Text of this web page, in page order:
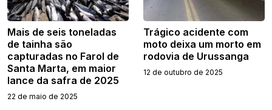
Mais de seis toneladas
de tainha são
capturadas no Farol de
Santa Marta, em maior
lance da safra de 2025
22 de maio de 2025
Trágico acidente com
moto deixa um morto em
rodovia de Urussanga
12 de outubro de 2025